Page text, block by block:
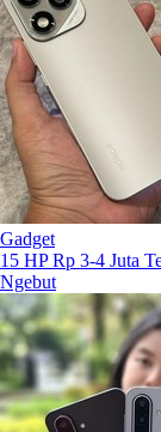
Gadget
15 HP Rp 3-4 Juta
Ngebut